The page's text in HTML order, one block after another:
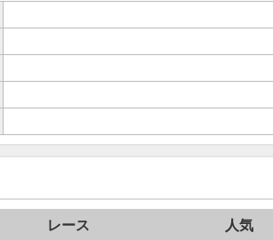
レース 人気